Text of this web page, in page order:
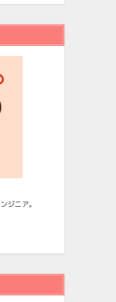
ジニア。